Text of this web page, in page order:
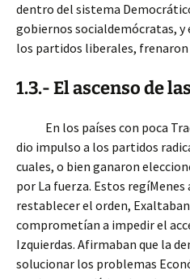
dentro del sistema
gobiernos socialdemócratas, y
los partidos liberales, frenaron
1.3.- El ascenso de
En los países con poca
dio impulso a los partidos
cuales, o bien ganaron
por La fuerza. Estos
restablecer el orden,
comprometían a impedir el
Izquierdas. Afirmaban que la
solucionar los problemas